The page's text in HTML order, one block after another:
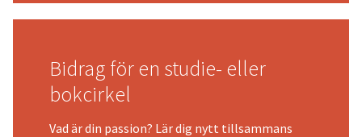
Bidrag för en studie- eller
bokcirkel
Vad är din passion? Lär dig nytt tillsammans